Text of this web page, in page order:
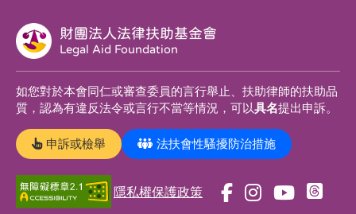
財團法人法律扶助基金會
Legal Aid Foundation
如您對於本會同仁或審查委員的言行舉止、扶助律師的扶助品
質，認為有違反法令或言行不當等情況，可以具名提出申訴。
申訴或檢舉 法扶會性騷擾防治措施
隱私權保護政策